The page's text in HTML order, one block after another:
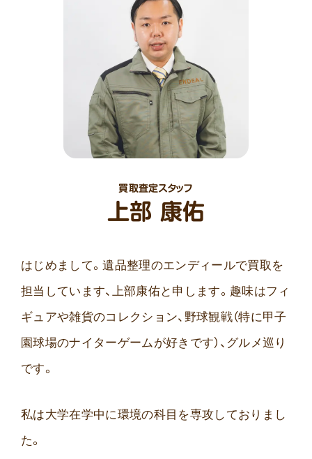
上部 康佑
買取査定スタッフ
はじめまして。遺品整理のエンディールで買取を
担当しています、上部康佑と申します。趣味はフィ
ギュアや雑貨のコレクション、野球観戦（特に甲子
園球場のナイターゲームが好きです）、グルメ巡り
です。
私は大学在学中に環境の科目を専攻しておりまし
た。